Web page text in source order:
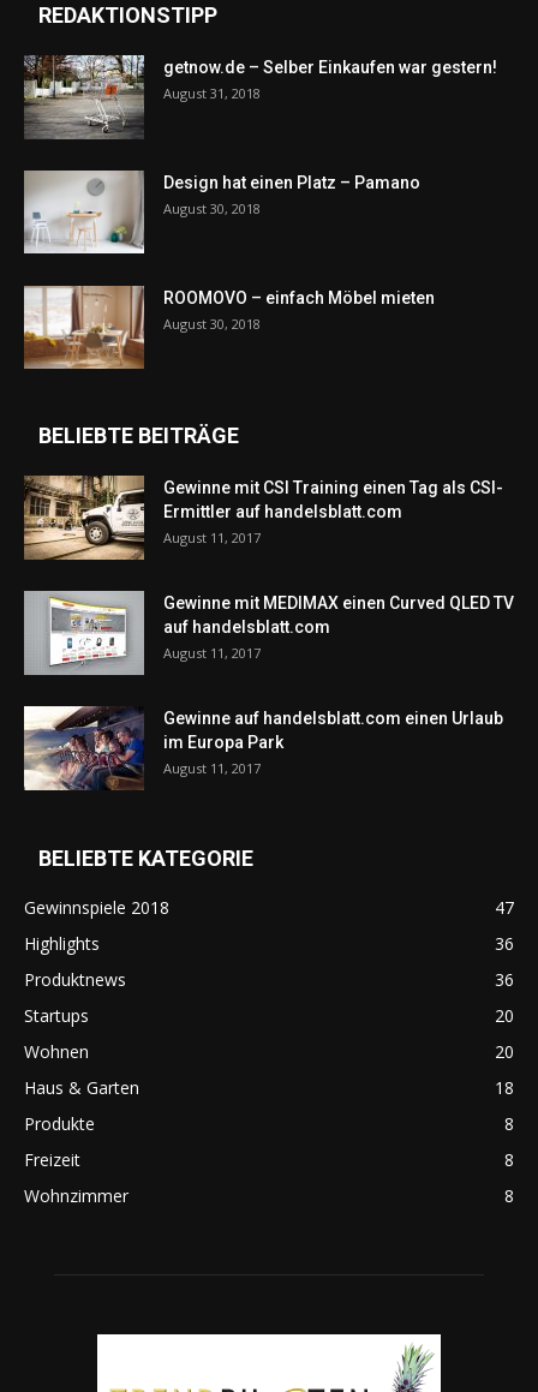
REDAKTIONSTIPP
getnow.de – Selber Einkaufen war gestern!
August 31, 2018
Design hat einen Platz – Pamano
August 30, 2018
ROOMOVO – einfach Möbel mieten
August 30, 2018
BELIEBTE BEITRÄGE
Gewinne mit CSI Training einen Tag als CSI-
Ermittler auf handelsblatt.com
August 11, 2017
Gewinne mit MEDIMAX einen Curved QLED TV
auf handelsblatt.com
August 11, 2017
Gewinne auf handelsblatt.com einen Urlaub
im Europa Park
August 11, 2017
BELIEBTE KATEGORIE
Gewinnspiele 2018
47
Highlights
36
Produktnews
36
Startups
20
Wohnen
20
Haus & Garten
18
Produkte
8
Freizeit
8
Wohnzimmer
8